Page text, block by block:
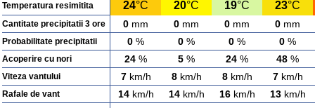
Temperatura resimitita 24°C 20°C 19°C 23°C
Cantitate precipitatii 3 ore 0 mm 0 mm 0 mm 0 mm
Probabilitate precipitatii 0 % 0 % 0 % 0 %
Acoperire cu nori 24 % 5 % 24 % 48 %
Viteza vantului 7km/h 8km/h 8km/h 7km/h
Rafale de vant 14km/h 14km/h 16km/h 13km/h